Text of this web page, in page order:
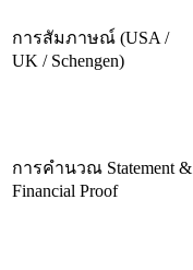
การสัมภาษณ์ (USA /
UK / Schengen)
การคำนวณ Statement &
Financial Proof